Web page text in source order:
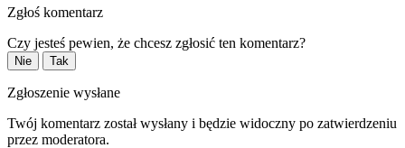
Zgłoś komentarz
Czy jesteś pewien, że chcesz zgłosić ten komentarz?
Nie Tak
Zgłoszenie wysłane
Twój komentarz został wysłany i będzie widoczny po zatwierdzeniu
przez moderatora.